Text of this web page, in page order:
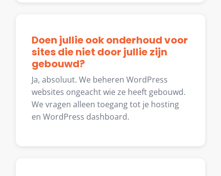
Doen jullie ook onderhoud voor
sites die niet door jullie zijn
gebouwd?
Ja, absoluut. We beheren WordPress
websites ongeacht wie ze heeft gebouwd.
We vragen alleen toegang tot je hosting
en WordPress dashboard.